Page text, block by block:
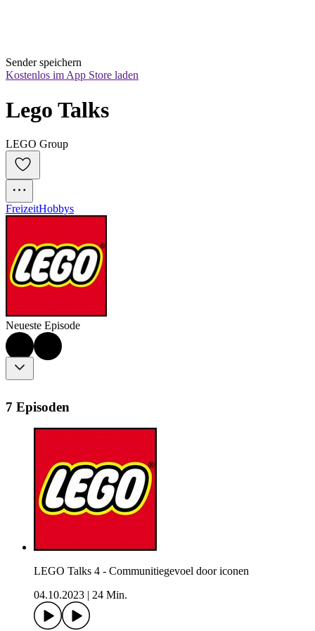
Sender speichern
Kostenlos im App Store laden
Lego Talks
LEGO Group
FreizeitHobbys
Neueste Episode
7 Episoden
LEGO Talks 4 - Communitiegevoel door iconen
04.10.2023
24 Min.